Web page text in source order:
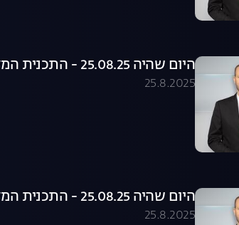
היום שהיה 25.08.25 - התכנית המלאה
25.8.2025
היום שהיה 25.08.25 - התכנית המלאה
25.8.2025